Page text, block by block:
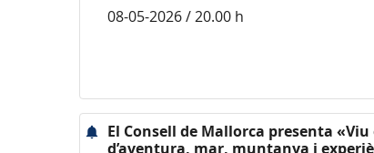
08-05-2026 / 20.00 h
El Consell de Mallorca presenta
d’aventura, mar, muntanya i